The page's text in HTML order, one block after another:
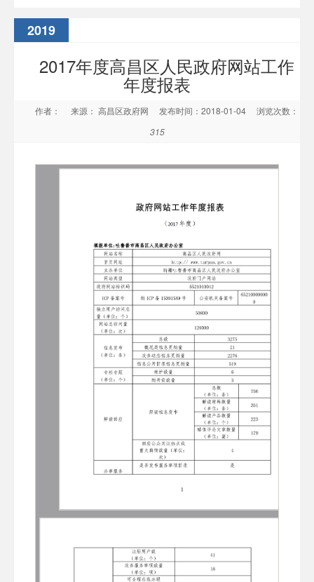
2019
2017年度高昌区人民政府网站工作
年度报表
作者： 来源： 高昌区政府网 发布时间：2018-01-04
浏览次数：
315